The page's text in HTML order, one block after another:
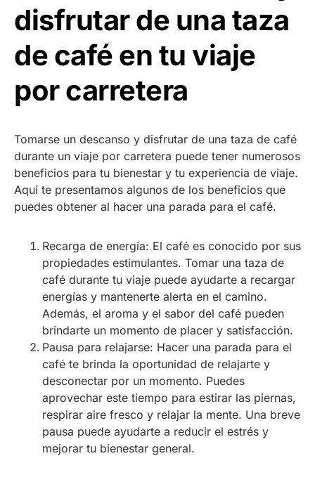
disfrutar de una taza
de café en tu viaje
por carretera
Tomarse un descanso y disfrutar de una taza de café
durante un viaje por carretera puede tener numerosos
beneficios para tu bienestar y tu experiencia de viaje.
Aquí te presentamos algunos de los beneficios que
puedes obtener al hacer una parada para el café.
Recarga de energía: El café es conocido por sus
propiedades estimulantes. Tomar una taza de
café durante tu viaje puede ayudarte a recargar
energías y mantenerte alerta en el camino.
Además, el aroma y el sabor del café pueden
brindarte un momento de placer y satisfacción.
Pausa para relajarse: Hacer una parada para el
café te brinda la oportunidad de relajarte y
desconectar por un momento. Puedes
aprovechar este tiempo para estirar las piernas,
respirar aire fresco y relajar la mente. Una breve
pausa puede ayudarte a reducir el estrés y
mejorar tu bienestar general.